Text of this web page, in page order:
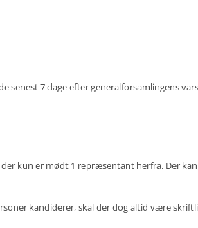
senest 7 dage efter generalforsamlingens
kun er mødt 1 repræsentant herfra. Der
kandiderer, skal der dog altid være